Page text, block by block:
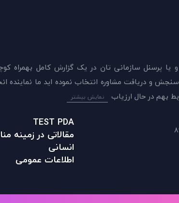
یا پرسنل سازمانی تان در يک گزارش کامل بهمراه
نمایش بیشتر
TEST PDA
مقالاتی در زمينه
انسانی
اطلاعات عمومی